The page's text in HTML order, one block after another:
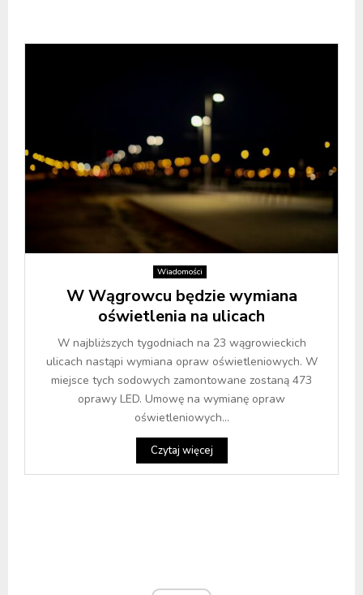
Wiadomości
W Wągrowcu będzie wymiana
oświetlenia na ulicach
W najbliższych tygodniach na 23 wągrowieckich
ulicach nastąpi wymiana opraw oświetleniowych. W
miejsce tych sodowych zamontowane zostaną 473
oprawy LED. Umowę na wymianę opraw
oświetleniowych...
Czytaj więcej